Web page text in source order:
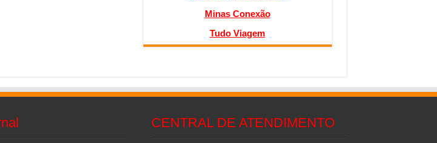
Minas Conexão
Tudo Viagem
CENTRAL DE ATENDIMENTO